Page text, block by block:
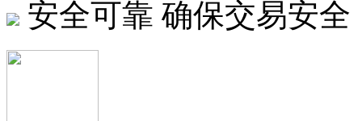
安全可靠 确保交易安全